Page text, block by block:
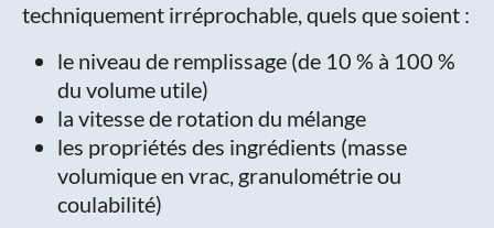
techniquement irréprochable, quels que soient :
le niveau de remplissage (de 10 % à 100 %
du volume utile)
la vitesse de rotation du mélange
les propriétés des ingrédients (masse
volumique en vrac, granulométrie ou
coulabilité)